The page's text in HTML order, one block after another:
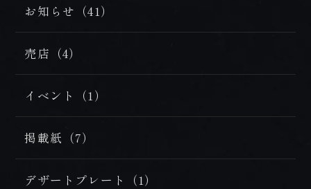
お知らせ（41）
売店（4）
イベント（1）
掲載紙（7）
デザートプレート（1）